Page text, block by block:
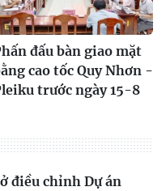
đấu bàn giao mặt
cao tốc Quy Nhơn -
trước ngày 15-8
điều chỉnh Dự án